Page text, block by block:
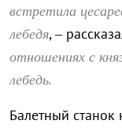
встретила
лебедя, –
отношениях с
лебедь.
Балетный станок